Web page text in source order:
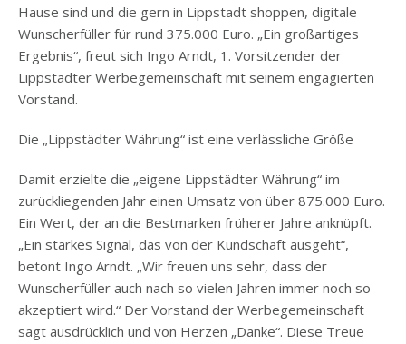
Hause sind und die gern in Lippstadt shoppen, digitale
Wunscherfüller für rund 375.000 Euro. „Ein großartiges
Ergebnis“, freut sich Ingo Arndt, 1. Vorsitzender der
Lippstädter Werbegemeinschaft mit seinem engagierten
Vorstand.
Die „Lippstädter Währung“ ist eine verlässliche Größe
Damit erzielte die „eigene Lippstädter Währung“ im
zurückliegenden Jahr einen Umsatz von über 875.000 Euro.
Ein Wert, der an die Bestmarken früherer Jahre anknüpft.
„Ein starkes Signal, das von der Kundschaft ausgeht“,
betont Ingo Arndt. „Wir freuen uns sehr, dass der
Wunscherfüller auch nach so vielen Jahren immer noch so
akzeptiert wird.“ Der Vorstand der Werbegemeinschaft
sagt ausdrücklich und von Herzen „Danke“. Diese Treue